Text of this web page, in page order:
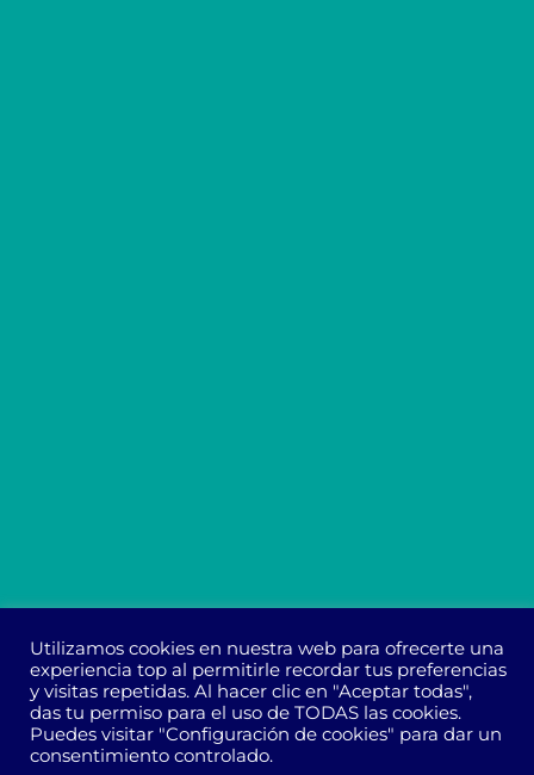
Política de Reservas y Cancelación|Nota Legal|
Política de Cookies
Utilizamos cookies en nuestra web para ofrecerte una
experiencia top al permitirle recordar tus preferencias
y visitas repetidas. Al hacer clic en "Aceptar todas",
das tu permiso para el uso de TODAS las cookies.
Puedes visitar "Configuración de cookies" para dar un
consentimiento controlado.